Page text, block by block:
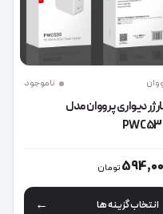
گزینه ها ممکن است در
ناموجود
دیواری پرووان مدل
تومان
انتخاب گزینه ها
این محصول دارای انواع